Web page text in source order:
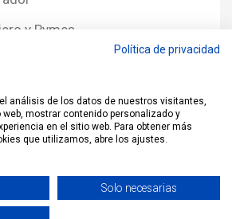
y Pymes
Política de privacidad
análisis de los datos de nuestros visitantes,
mostrar contenido personalizado y
en el sitio web. Para obtener más
que utilizamos, abre los ajustes.
Solo necesarias